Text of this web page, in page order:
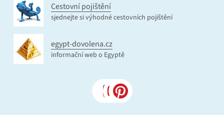
Cestovní pojištění
sjednejte si výhodné cestovních pojištění
egypt-dovolena.cz
informační web o Egyptě